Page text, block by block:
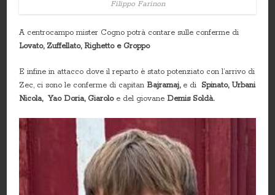
Filippo Farinon
A centrocampo mister Cogno potrà contare sulle conferme di
Lovato, Zuffellato, Righetto e Groppo
E infine in attacco dove il reparto è stato potenziato con l’arrivo di
Zec, ci sono le conferme di capitanBajramaj,e di Spinato, Urbani
Nicola, Yao Doria, Giaroloe del giovaneDemis Soldà.